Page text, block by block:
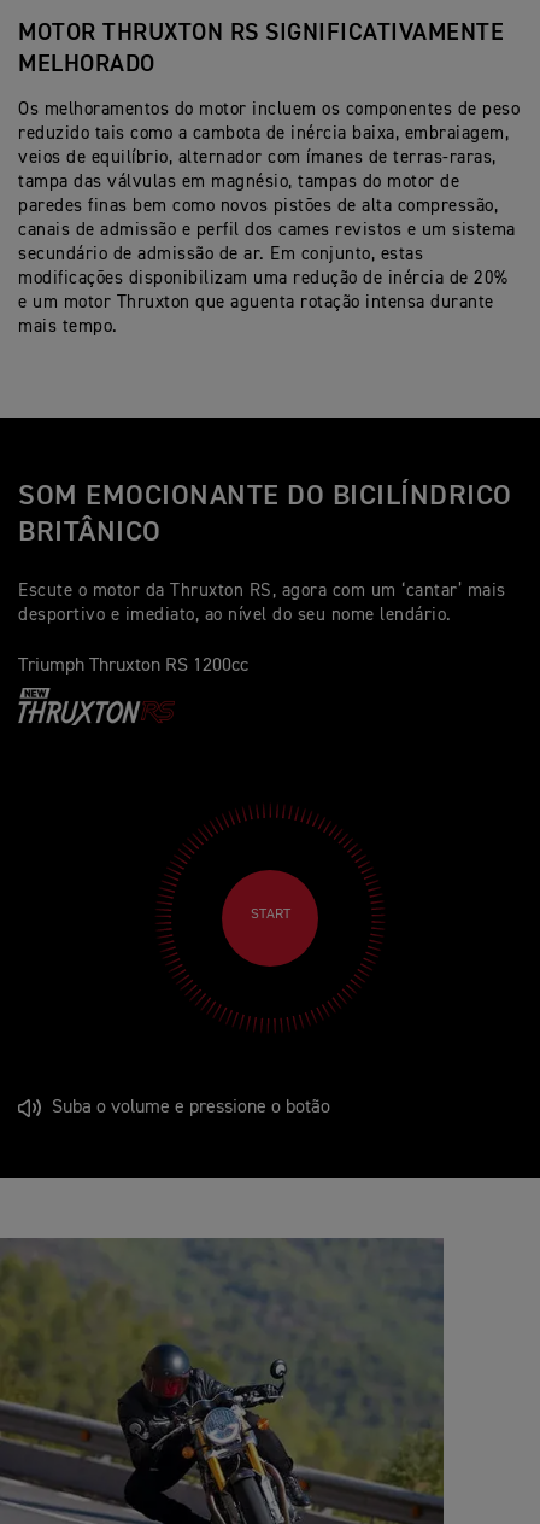
MOTOR THRUXTON RS SIGNIFICATIVAMENTE
MELHORADO
Os melhoramentos do motor incluem os componentes de peso
reduzido tais como a cambota de inércia baixa, embraiagem,
veios de equilíbrio, alternador com ímanes de terras-raras,
tampa das válvulas em magnésio, tampas do motor de
paredes finas bem como novos pistões de alta compressão,
canais de admissão e perfil dos cames revistos e um sistema
secundário de admissão de ar. Em conjunto, estas
modificações disponibilizam uma redução de inércia de 20%
e um motor Thruxton que aguenta rotação intensa durante
mais tempo.
SOM EMOCIONANTE DO BICILÍNDRICO
BRITÂNICO
Escute o motor da Thruxton RS, agora com um ‘cantar’ mais
desportivo e imediato, ao nível do seu nome lendário.
Triumph Thruxton RS 1200cc
START
Suba o volume e pressione o botão